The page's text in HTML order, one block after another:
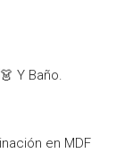
Y Baño.
en MDF